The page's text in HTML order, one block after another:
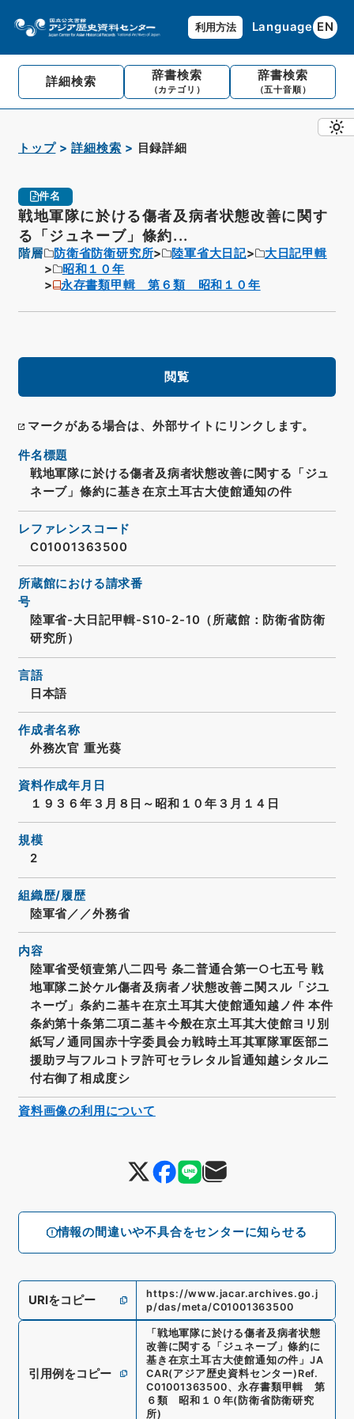
利用方法 Language EN
詳細検索 辞書検索
（カテゴリ）
辞書検索
（五十音順）
トップ 詳細検索 目録詳細
件名
戦地軍隊に於ける傷者及病者状態改善に関す
る「ジュネーブ」條約...
階層 防衛省防衛研究所 陸軍省大日記
大日記甲輯
昭和１０年
永存書類甲輯 第６類 昭和１０年
閲覧
マークがある場合は、外部サイトにリンクします。
情報の間違いや不具合をセンターに知らせる
件名標題
戦地軍隊に於ける傷者及病者状態改善に関する「ジュ
ネーブ」條約に基き在京土耳古大使館通知の件
レファレンスコード
C01001363500
所蔵館における請求番
号
陸軍省-大日記甲輯-S10-2-10（所蔵館：防衛省防衛
研究所）
言語
日本語
作成者名称
外務次官 重光葵
資料作成年月日
１９３６年３月８日～昭和１０年３月１４日
規模
2
組織歴/履歴
陸軍省／／外務省
内容
陸軍省受領壹第八二四号 条二普通合第一○七五号 戦
地軍隊ニ於ケル傷者及病者ノ状態改善ニ関スル「ジユ
ネーヴ」条約ニ基キ在京土耳其大使館通知越ノ件 本件
条約第十条第二項ニ基キ今般在京土耳其大使館ヨリ別
紙写ノ通同国赤十字委員会カ戦時土耳其軍隊軍医部ニ
援助ヲ与フルコトヲ許可セラレタル旨通知越シタルニ
付右御了相成度シ
URIをコピー
https://www.jacar.archives.go.j
p/das/meta/C01001363500
引用例をコピー
「 戦地軍隊に於ける傷者及病者状態
改善に関する「ジュネーブ」條約に
基き在京土耳古大使館通知の件 」 JA
CAR(アジア歴史資料センター) Ref.
C01001363500、永存書類甲輯 第
６類 昭和１０年( 防衛省防衛研究
所)
資料画像の利用について